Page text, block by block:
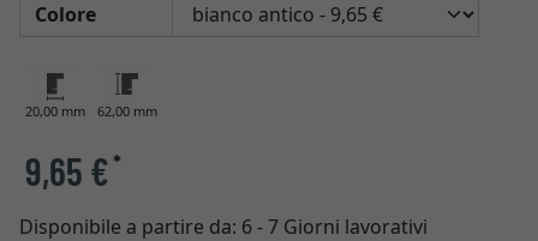
Colore
20,00 mm 62,00 mm
9,65 €*
Disponibile a partire da: 6 - 7 Giorni lavorativi